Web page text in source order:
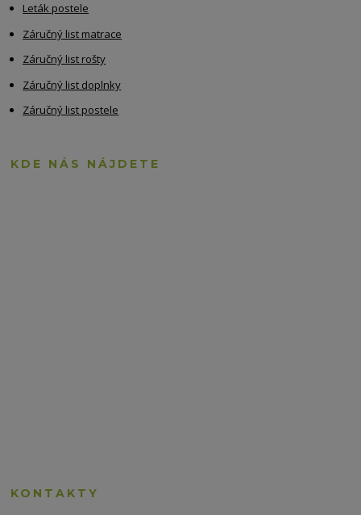
Leták postele
Záručný list matrace
Záručný list rošty
Záručný list doplnky
Záručný list postele
KDE NÁS NÁJDETE
KONTAKTY